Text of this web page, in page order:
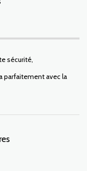
sécurité,
parfaitement avec la